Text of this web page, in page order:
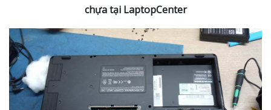
chựa tại LaptopCenter